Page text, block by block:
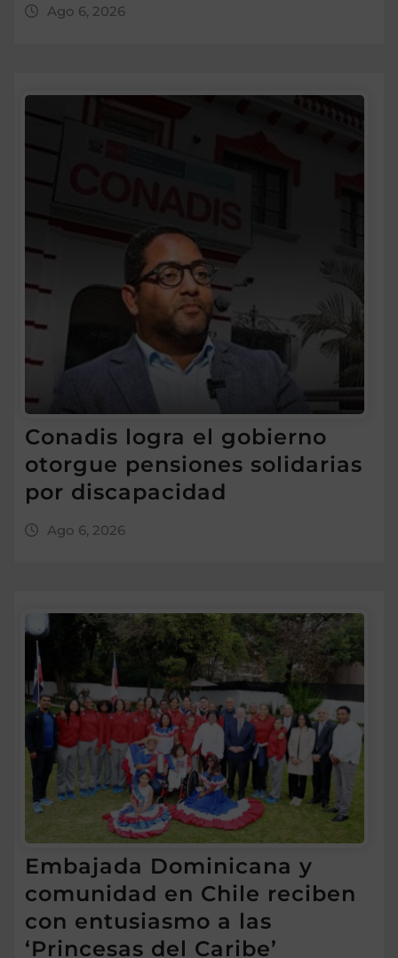
Ago 6, 2026
Conadis logra el gobierno
otorgue pensiones solidarias
por discapacidad
Ago 6, 2026
Embajada Dominicana y
comunidad en Chile reciben
con entusiasmo a las
‘Princesas del Caribe’